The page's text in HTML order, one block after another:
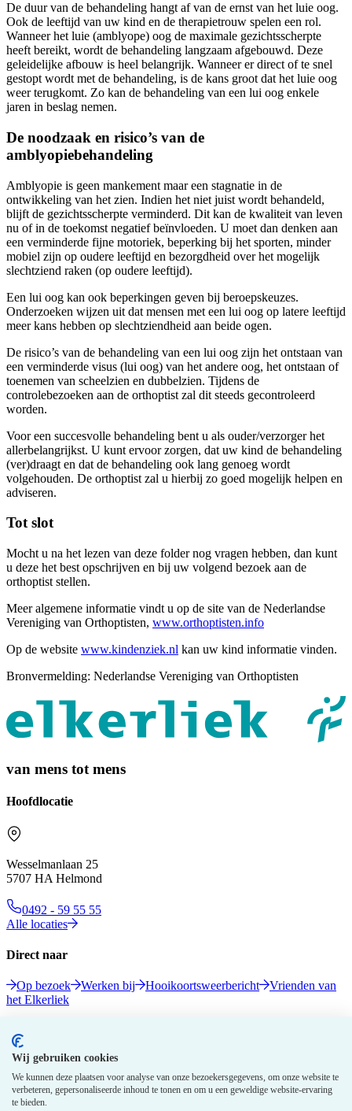
Wij gebruiken cookies
We kunnen deze plaatsen voor analyse van onze bezoekersgegevens, om onze website te
verbeteren, gepersonaliseerde inhoud te tonen en om u een geweldige website-ervaring
te bieden.
De duur van de behandeling hangt af van de ernst van het luie oog.
Ook de leeftijd van uw kind en de therapietrouw spelen een rol.
Wanneer het luie (amblyope) oog de maximale gezichtsscherpte
heeft bereikt, wordt de behandeling langzaam afgebouwd. Deze
geleidelijke afbouw is heel belangrijk. Wanneer er direct of te snel
gestopt wordt met de behandeling, is de kans groot dat het luie oog
weer terugkomt. Zo kan de behandeling van een lui oog enkele
jaren in beslag nemen.
De noodzaak en risico’s van de
amblyopiebehandeling
Amblyopie is geen mankement maar een stagnatie in de
ontwikkeling van het zien. Indien het niet juist wordt behandeld,
blijft de gezichtsscherpte verminderd. Dit kan de kwaliteit van leven
nu of in de toekomst negatief beïnvloeden. U moet dan denken aan
een verminderde fijne motoriek, beperking bij het sporten, minder
mobiel zijn op oudere leeftijd en bezorgdheid over het mogelijk
slechtziend raken (op oudere leeftijd).
Een lui oog kan ook beperkingen geven bij beroepskeuzes.
Onderzoeken wijzen uit dat mensen met een lui oog op latere leeftijd
meer kans hebben op slechtziendheid aan beide ogen.
De risico’s van de behandeling van een lui oog zijn het ontstaan van
een verminderde visus (lui oog) van het andere oog, het ontstaan of
toenemen van scheelzien en dubbelzien. Tijdens de
controlebezoeken aan de orthoptist zal dit steeds gecontroleerd
worden.
Voor een succesvolle behandeling bent u als ouder/verzorger het
allerbelangrijkst. U kunt ervoor zorgen, dat uw kind de behandeling
(ver)draagt en dat de behandeling ook lang genoeg wordt
volgehouden. De orthoptist zal u hierbij zo goed mogelijk helpen en
adviseren.
Tot slot
Mocht u na het lezen van deze folder nog vragen hebben, dan kunt
u deze het best opschrijven en bij uw volgend bezoek aan de
orthoptist stellen.
Meer algemene informatie vindt u op de site van de Nederlandse
Vereniging van Orthoptisten, www.orthoptisten.info
Op de website www.kindenziek.nl kan uw kind informatie vinden.
Bronvermelding: Nederlandse Vereniging van Orthoptisten
van mens tot mens
Hoofdlocatie
Wesselmanlaan 25
5707 HA Helmond
0492 - 59 55 55
Alle locaties
Direct naar
Op bezoek Werken bij Hooikoortsweerbericht
Vrienden van
het Elkerliek
Volg ons